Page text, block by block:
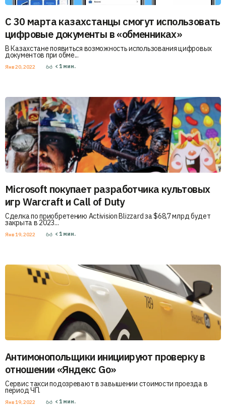
С 30 марта казахстанцы смогут использовать
цифровые документы в «обменниках»
В Казахстане появиться возможность использования цифровых
документов при обме...
Янв 20, 2022 < 1 мин.
Microsoft покупает разработчика культовых
игр Warcraft и Call of Duty
Сделка по приобретению Activision Blizzard за $68,7 млрд будет
закрыта в 2023...
Янв 19, 2022 < 1 мин.
Антимонопольщики инициируют проверку в
отношении «Яндекс Go»
Сервис такси подозревают в завышении стоимости проезда в
период ЧП.
Янв 19, 2022 < 1 мин.